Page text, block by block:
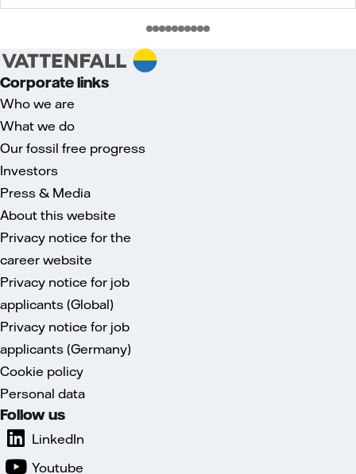
Corporate links
Who we are
What we do
Our fossil free progress
Investors
Press & Media
About this website
Privacy notice for the
career website
Privacy notice for job
applicants (Global)
Privacy notice for job
applicants (Germany)
Cookie policy
Personal data
Follow us
LinkedIn
Youtube